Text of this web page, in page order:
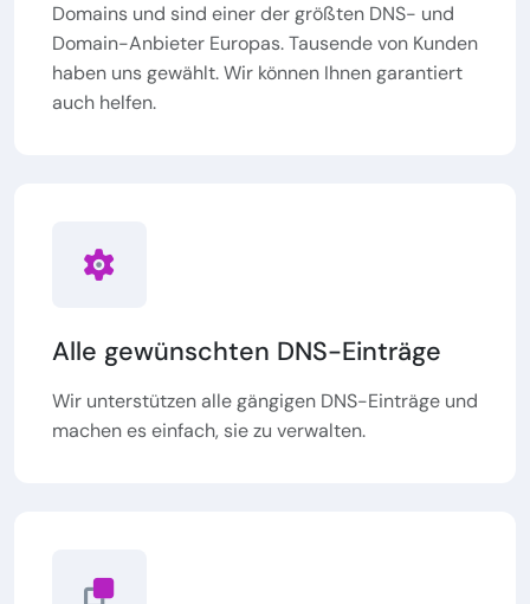
Domains und sind einer der größten DNS- und
Domain-Anbieter Europas. Tausende von Kunden
haben uns gewählt. Wir können Ihnen garantiert
auch helfen.
Alle gewünschten DNS-Einträge
Wir unterstützen alle gängigen DNS-Einträge und
machen es einfach, sie zu verwalten.